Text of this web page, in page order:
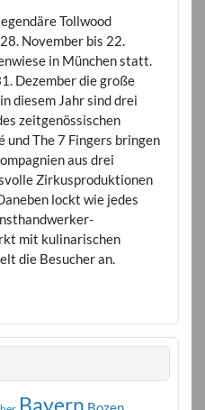
Tollwood
November bis 22.
in München statt.
Dezember die große
diesem Jahr sind drei
zeitgenössischen
und The 7 Fingers bringen
aus drei
Zirkusproduktionen
lockt wie jedes
mit kulinarischen
die Besucher an.
Bayern